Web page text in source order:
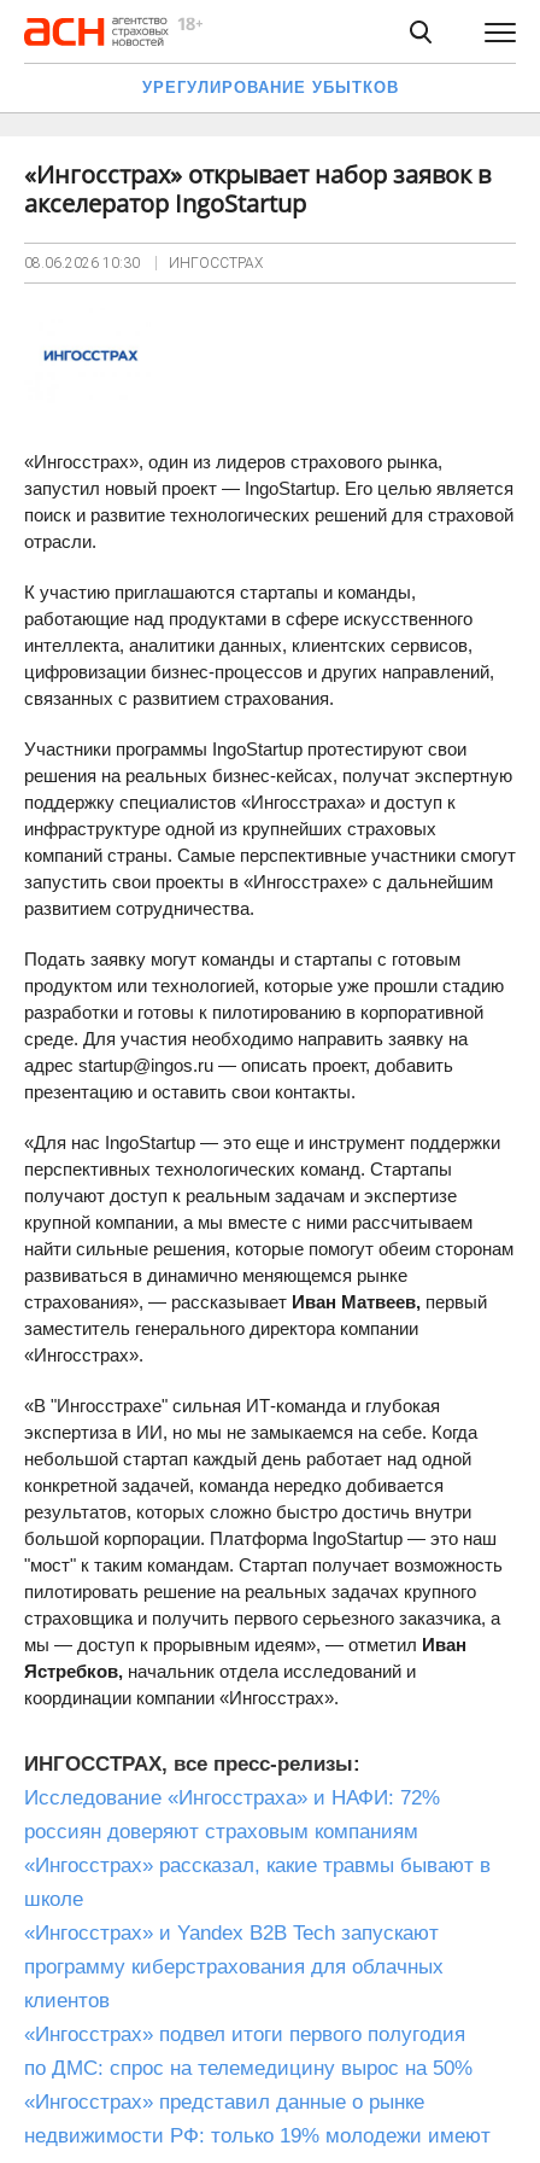
УРЕГУЛИРОВАНИЕ УБЫТКОВ
«Ингосстрах» открывает набор заявок в
акселератор IngoStartup
08.06.2026 10:30 ИНГОССТРАХ
«Ингосстрах», один из лидеров страхового рынка,
запустил новый проект — IngoStartup. Его целью является
поиск и развитие технологических решений для страховой
отрасли.
К участию приглашаются стартапы и команды,
работающие над продуктами в сфере искусственного
интеллекта, аналитики данных, клиентских сервисов,
цифровизации бизнес-процессов и других направлений,
связанных с развитием страхования.
Участники программы IngoStartup протестируют свои
решения на реальных бизнес-кейсах, получат экспертную
поддержку специалистов «Ингосстраха» и доступ к
инфраструктуре одной из крупнейших страховых
компаний страны. Самые перспективные участники смогут
запустить свои проекты в «Ингосстрахе» с дальнейшим
развитием сотрудничества.
Подать заявку могут команды и стартапы с готовым
продуктом или технологией, которые уже прошли стадию
разработки и готовы к пилотированию в корпоративной
среде. Для участия необходимо направить заявку на
адрес startup@ingos.ru — описать проект, добавить
презентацию и оставить свои контакты.
«Для нас IngoStartup — это еще и инструмент поддержки
перспективных технологических команд. Стартапы
получают доступ к реальным задачам и экспертизе
крупной компании, а мы вместе с ними рассчитываем
найти сильные решения, которые помогут обеим сторонам
развиваться в динамично меняющемся рынке
страхования», — рассказывает Иван Матвеев, первый
заместитель генерального директора компании
«Ингосстрах».
«В "Ингосстрахе" сильная ИТ-команда и глубокая
экспертиза в ИИ, но мы не замыкаемся на себе. Когда
небольшой стартап каждый день работает над одной
конкретной задачей, команда нередко добивается
результатов, которых сложно быстро достичь внутри
большой корпорации. Платформа IngoStartup — это наш
"мост" к таким командам. Стартап получает возможность
пилотировать решение на реальных задачах крупного
страховщика и получить первого серьезного заказчика, а
мы — доступ к прорывным идеям», — отметил Иван
Ястребков, начальник отдела исследований и
координации компании «Ингосстрах».
ИНГОССТРАХ, все пресс-релизы:
Исследование «Ингосстраха» и НАФИ: 72%
россиян доверяют страховым компаниям
«Ингосстрах» рассказал, какие травмы бывают в
школе
«Ингосстрах» и Yandex B2B Tech запускают
программу киберстрахования для облачных
клиентов
«Ингосстрах» подвел итоги первого полугодия
по ДМС: спрос на телемедицину вырос на 50%
«Ингосстрах» представил данные о рынке
недвижимости РФ: только 19% молодежи имеют